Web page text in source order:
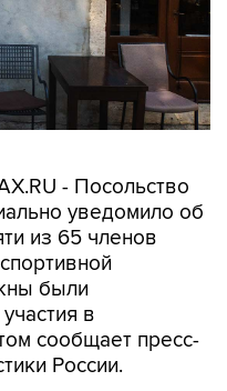
- Посольство
уведомило об
из 65 членов
были
в
сообщает пресс-
России.